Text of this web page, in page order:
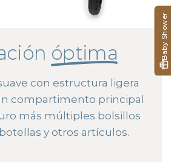
óptima
con estructura ligera
compartimento principal
más múltiples bolsillos
y otros artículos.
Baby Shower